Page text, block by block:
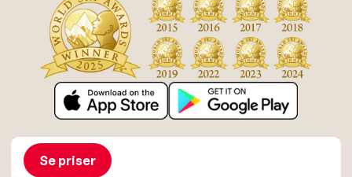
Se priser
Om SunwebJobba hos Sunweb